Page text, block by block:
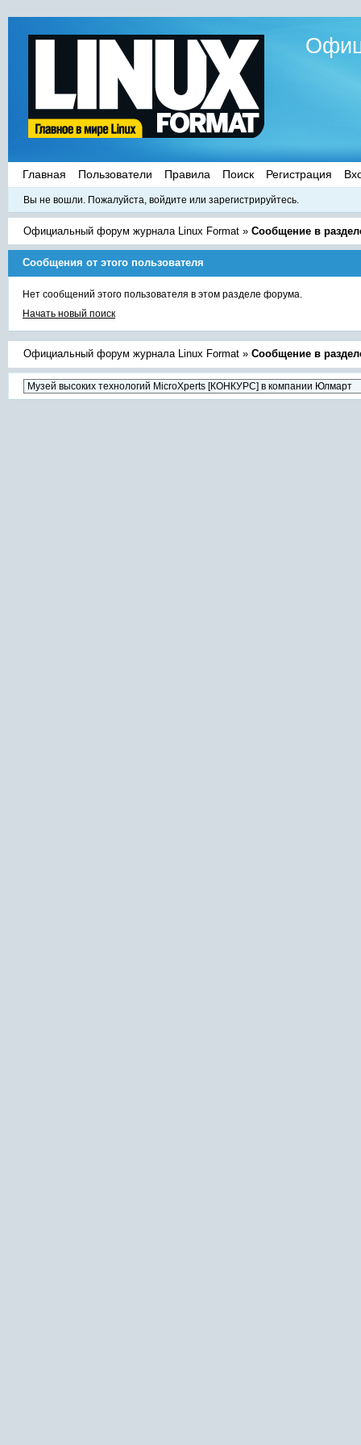
Главная Пользователи Правила Поиск Регистрация
Вы не вошли. Пожалуйста, войдите или зарегистрируйтесь.
Официальный форум журнала Linux Format »Сообщение в
Сообщения от этого пользователя
Нет сообщений этого пользователя в этом разделе форума.
Начать новый поиск
Официальный форум журнала Linux Format »Сообщение в